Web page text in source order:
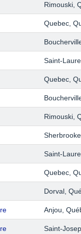
Rimouski,
Quebec,
Saint-
Quebec,
Rimouski,
Saint-
Quebec,
Dorval,
Anjou,
Saint-